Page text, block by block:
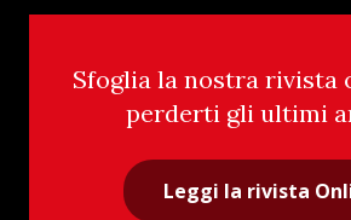
Sfoglia la nostra rivista
perderti gli ultimi
Leggi la rivista